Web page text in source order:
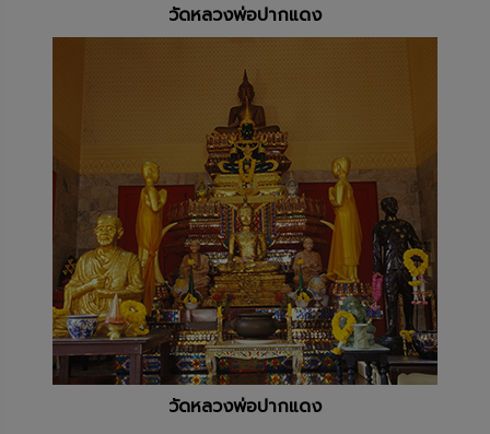
วัดหลวงพ่อปากแดง
วัดหลวงพ่อปากแดง